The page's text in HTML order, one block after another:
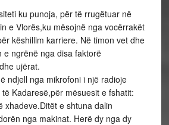
ku punoja, për të rrugëtuar në
e Vlorës,ku mësojnë nga vocërrakët
këshillim karriere. Në timon vet dhe
e ngrënë nga disa faktorë
ujërat.
ndjell nga mikrofoni i një radioje
Kadaresë,për mësuesit e fshatit:
xhadeve.Ditët e shtuna dalin
nga makinat. Herë dy nga dy